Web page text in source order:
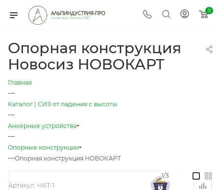
0
Опорная конструкция
Новосиз НОВОКАРТ
Главная
—
Каталог | СИЗ от падения с высоты
—
Анкерные устройства
—
Опорные конструкции
—Опорная конструкция НОВОКАРТ
Артикул: НКТ-1
1/3